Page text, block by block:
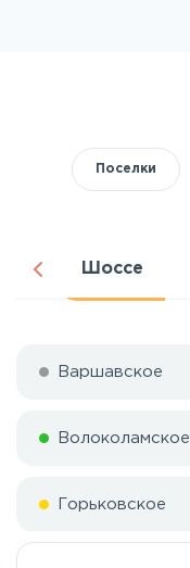
Поселки
Шоссе
Варшавское
Волоколамское
Горьковское